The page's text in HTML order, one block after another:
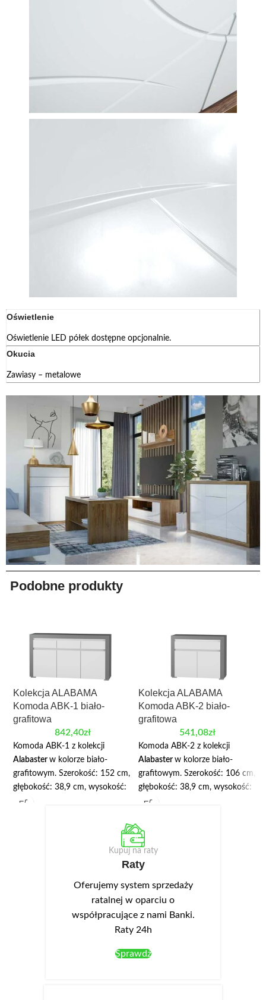
Oświetlenie
Oświetlenie LED półek dostępne opcjonalnie.
Okucia
Zawiasy – metalowe
Podobne produkty
Kolekcja ALABAMA
Komoda ABK-1 biało-
grafitowa
842,40zł
Komoda ABK-1 z kolekcji
Alabaster w kolorze biało-
grafitowym. Szerokość: 152 cm,
głębokość: 38,9 cm, wysokość:
83,7 cm. Wyposażona została w
Korpusy wykonane są z wysokiej
zwiększonej odporności na
zarysowania. Białe fronty
posiadają matowe wykończenie
Kolekcja ALABAMA
Komoda ABK-2 biało-
grafitowa
541,08zł
Komoda ABK-2 z kolekcji
Alabaster w kolorze biało-
grafitowym. Szerokość: 106 cm,
głębokość: 38,9 cm, wysokość:
83,7 cm. Wyposażona została w
części oraz dwudrzwiową szafkę
wewnątrz której znajdują się
półki. Korpusy wykonane są z
wysokiej jakości płyty
laminowanej o zwiększonej
odporności na zarysowania.
Białe fronty posiadają matowe
palców, dzięki temu są bardzo
Kupuj na raty
Raty
Oferujemy system sprzedaży
ratalnej w oparciu o
współpracujące z nami Banki.
Raty 24h
Sprawdź